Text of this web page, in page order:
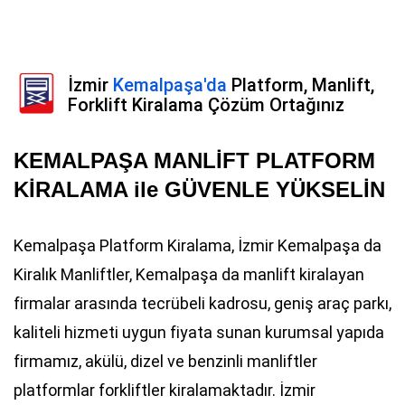
İzmir Kemalpaşa'da Platform, Manlift,
Forklift Kiralama Çözüm Ortağınız
KEMALPAŞA MANLİFT PLATFORM
KİRALAMA ile GÜVENLE YÜKSELİN
Kemalpaşa Platform Kiralama, İzmir Kemalpaşa da
Kiralık Manliftler, Kemalpaşa da manlift kiralayan
firmalar arasında tecrübeli kadrosu, geniş araç parkı,
kaliteli hizmeti uygun fiyata sunan kurumsal yapıda
firmamız, akülü, dizel ve benzinli manliftler
platformlar forkliftler kiralamaktadır. İzmir